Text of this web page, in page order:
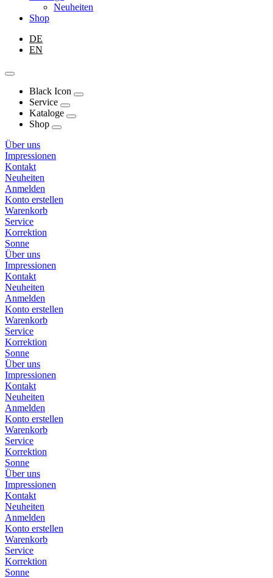
Neuheiten
Shop
DE
EN
Black Icon
Service
Kataloge
Shop
Über uns
Impressionen
Kontakt
Neuheiten
Anmelden
Konto erstellen
Warenkorb
Service
Korrektion
Sonne
Über uns
Impressionen
Kontakt
Neuheiten
Anmelden
Konto erstellen
Warenkorb
Service
Korrektion
Sonne
Über uns
Impressionen
Kontakt
Neuheiten
Anmelden
Konto erstellen
Warenkorb
Service
Korrektion
Sonne
Über uns
Impressionen
Kontakt
Neuheiten
Anmelden
Konto erstellen
Warenkorb
Service
Korrektion
Sonne